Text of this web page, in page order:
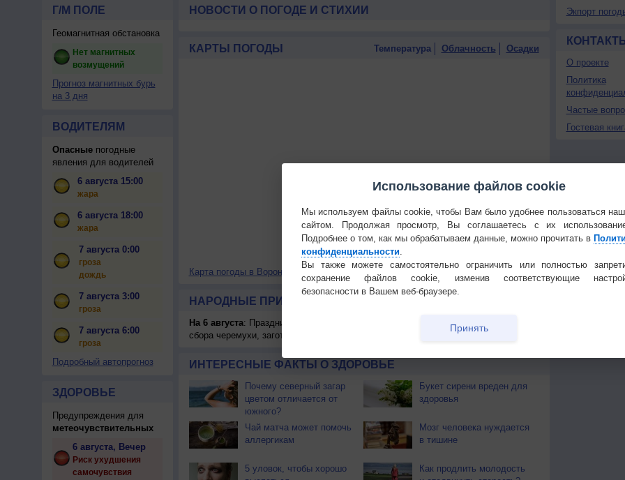
Г/М ПОЛЕ
Геомагнитная обстановка
Нет магнитных
возмущений
Прогноз магнитных бурь
на 3 дня
ВОДИТЕЛЯМ
Опасныепогодные
явления для водителей
6 августа 15:00
жара
6 августа 18:00
жара
7 августа 0:00
гроза
дождь
7 августа 3:00
гроза
7 августа 6:00
гроза
Подробный автопрогноз
ЗДОРОВЬЕ
Предупреждения для
метеочувствительных
6 августа, Вечер
Риск ухудшения
самочувствия
НОВОСТИ О ПОГОДЕ И СТИХИИ
КАРТЫ ПОГОДЫ Температура Облачность Осадки
Карта погоды в Воронеже . Кликните на карте для просмотра анимации.
НАРОДНЫЕ ПРИМЕТЫ И ПРАЗДНИКИ
На 6 августа: Праздник жатвы. Почти повсеместно поспел хлеб. Наступает пора
сбора черемухи, заготавливают березовые веники.
ИНТЕРЕСНЫЕ ФАКТЫ О ЗДОРОВЬЕ
Почему северный загар
цветом отличается от
южного?
Букет сирени вреден для
здоровья
Чай матча может помочь
аллергикам
Мозг человека нуждается
в тишине
5 уловок, чтобы хорошо
Как продлить молодость
Экпорт
О проекте
Политика
Частые
Гостевая
Использование файлов cookie
Мы используем файлы cookie, чтобы Вам было удобнее пользоваться
сайтом. Продолжая просмотр, Вы соглашаетесь с их
Подробнее о том, как мы обрабатываем данные, можно прочитать в
конфиденциальности.
Вы также можете самостоятельно ограничить или полностью
сохранение файлов cookie, изменив соответствующие
безопасности в Вашем веб-браузере.
Принять